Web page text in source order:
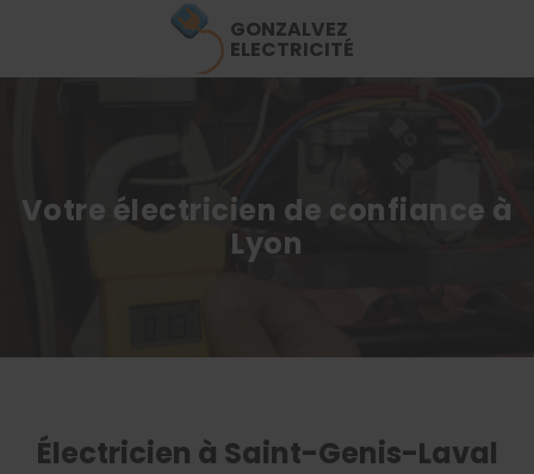
Votre électricien de confiance à
Lyon
Électricien à Saint-Genis-Laval
GONZALVEZ
ELECTRICITÉ